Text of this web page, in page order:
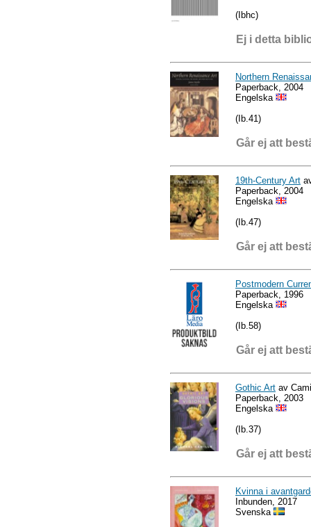
(Ibhc)
Ej i detta
Northern
Paperback, 2004
Engelska
(Ib.41)
Går ej att
19th-Century Art
Paperback, 2004
Engelska
(Ib.47)
Går ej att
Postmodern
Paperback, 1996
Engelska
(Ib.58)
Går ej att
Gothic Art av
Paperback, 2003
Engelska
(Ib.37)
Går ej att
Kvinna i
Inbunden, 2017
Svenska